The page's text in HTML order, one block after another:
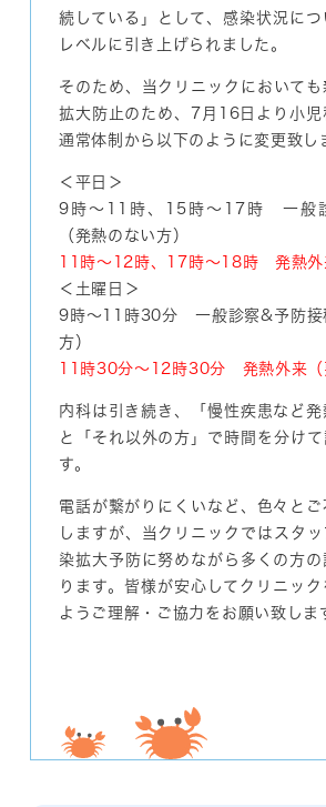
続している」として、感染状況につ
レベルに引き上げられました。
そのため、当クリニックにおいて
拡大防止のため、7月16日より小児
通常体制から以下のように変更致し
＜平日＞
9時～11時、15時～17時 一般
（発熱のない方）
11時～12時、17時～18時 発熱外
＜土曜日＞
9時～11時30分 一般診察&予防接
方）
11時30分～12時30分 発熱外来（
内科は引き続き、「慢性疾患など発
と「それ以外の方」で時間を分けて
す。
電話が繋がりにくいなど、色々と
しますが、当クリニックではスタ
染拡大予防に努めながら多くの方
ります。皆様が安心してクリニッ
ようご理解・ご協力をお願い致しま